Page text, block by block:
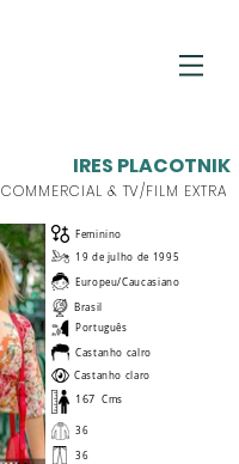
IRES PLACOTNIK
COMMERCIAL & TV/FILM EXTRA
Feminino
19 de julho de 1995
Europeu/Caucasiano
Brasil
Português
Castanho calro
Castanho claro
167 Cms
36
36